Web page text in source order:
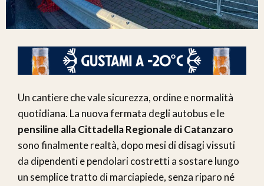
Un cantiere che vale sicurezza, ordine e normalità
quotidiana. La nuova fermata degli autobus e le
pensiline alla Cittadella Regionale di Catanzaro
sono finalmente realtà, dopo mesi di disagi vissuti
da dipendenti e pendolari costretti a sostare lungo
un semplice tratto di marciapiede, senza riparo né